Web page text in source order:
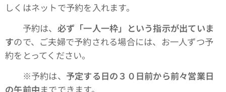
しくはネットで予約を入れます。
予約は、 必ず「一人一枠」という指示が出ていま
すので、ご夫婦で予約される場合には、お一人ずつ予
約をとってください。
※予約は、 予定する日の３０日前から前々営業日
の午前中までできます。